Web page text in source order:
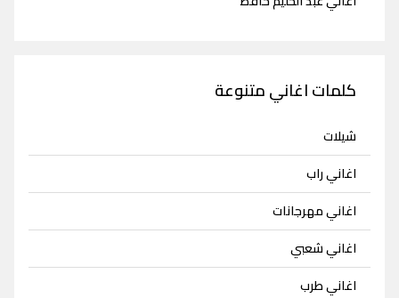
كلمات اغاني متنوعة
شيلات
اغاني راب
اغاني مهرجانات
اغاني شعبي
اغاني طرب